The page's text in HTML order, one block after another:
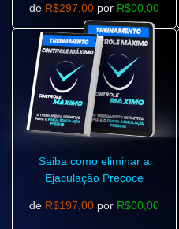
de R$297,00 por R$00,00
Saiba como eliminar a
Ejaculação Precoce
de R$197,00 por R$00,00